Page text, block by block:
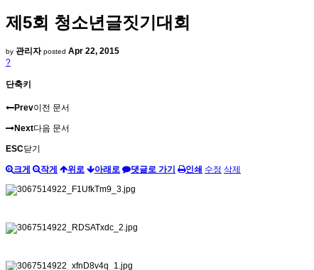
제5회 청소년글짓기대회
by 관리자 posted Apr 22, 2015
?
단축키
Prev이전 문서
Next다음 문서
ESC닫기
크게 작게 위로 아래로 댓글로 가기 인쇄 수정 삭제